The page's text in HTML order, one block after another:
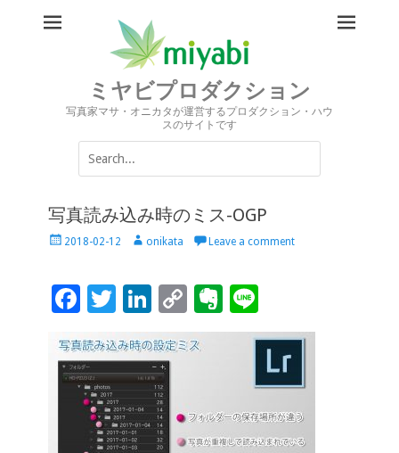
ミヤビプロダクション
写真家マサ・オニカタが運営するプロダクション・ハウ
スのサイトです
Search
for:
写真読み込み時のミス-OGP
Posted2018-02-12 Authoronikata Leave a comment
F
e
b
o
o
T
wi
tt
er
Li
n
k
e
dI
n
C
o
p
Li
n
Ev
er
e
n
e